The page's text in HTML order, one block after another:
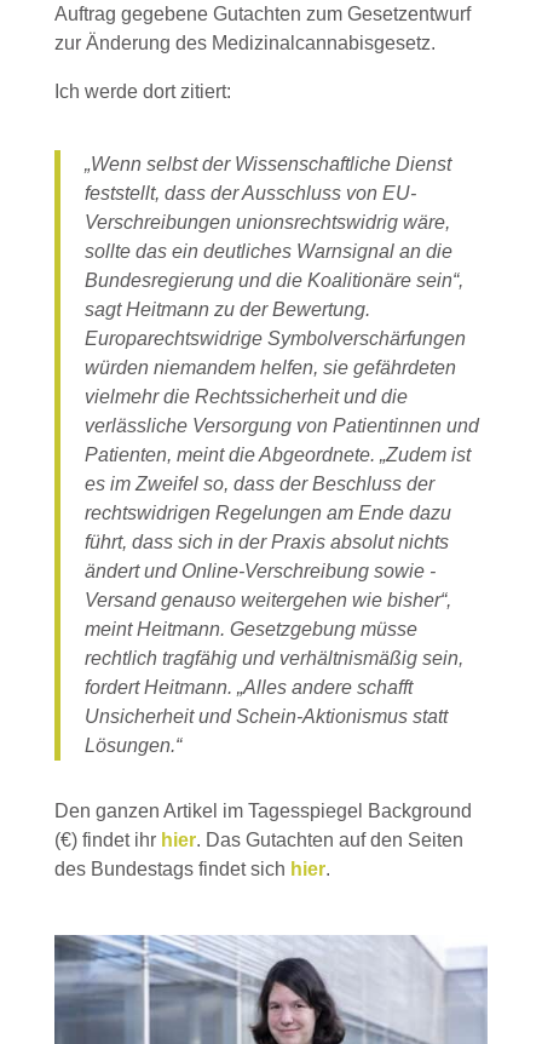
Auftrag gegebene Gutachten zum Gesetzentwurf
zur Änderung des Medizinalcannabisgesetz.
Ich werde dort zitiert:
„Wenn selbst der Wissenschaftliche Dienst
feststellt, dass der Ausschluss von EU-
Verschreibungen unionsrechtswidrig wäre,
sollte das ein deutliches Warnsignal an die
Bundesregierung und die Koalitionäre sein“,
sagt Heitmann zu der Bewertung.
Europarechtswidrige Symbolverschärfungen
würden niemandem helfen, sie gefährdeten
vielmehr die Rechtssicherheit und die
verlässliche Versorgung von Patientinnen und
Patienten, meint die Abgeordnete. „Zudem ist
es im Zweifel so, dass der Beschluss der
rechtswidrigen Regelungen am Ende dazu
führt, dass sich in der Praxis absolut nichts
ändert und Online-Verschreibung sowie -
Versand genauso weitergehen wie bisher“,
meint Heitmann. Gesetzgebung müsse
rechtlich tragfähig und verhältnismäßig sein,
fordert Heitmann. „Alles andere schafft
Unsicherheit und Schein-Aktionismus statt
Lösungen.“
Den ganzen Artikel im Tagesspiegel Background
(€) findet ihr hier. Das Gutachten auf den Seiten
des Bundestags findet sich hier.